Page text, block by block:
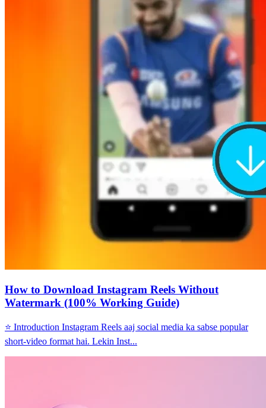
How to Download Instagram Reels Without
Watermark (100% Working Guide)
⭐ Introduction Instagram Reels aaj social media ka sabse popular
short-video format hai. Lekin Inst...